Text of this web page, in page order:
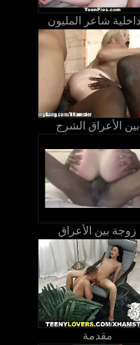
شاعر المليون
بين الأعراق الشرج
زوجة بين الأعراق
مقدمة